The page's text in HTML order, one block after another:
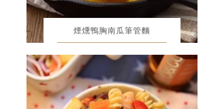
煙燻鴨胸南瓜筆管麵